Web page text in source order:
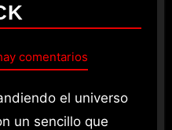
comentarios
un sencillo que